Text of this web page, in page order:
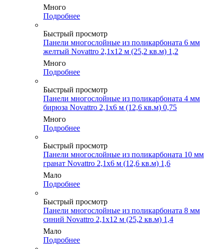
Много
Подробнее
Быстрый просмотр
Панели многослойные из поликарбоната 6 мм
желтый Novattro 2,1х12 м (25,2 кв.м) 1,2
Много
Подробнее
Быстрый просмотр
Панели многослойные из поликарбоната 4 мм
бирюза Novattro 2,1х6 м (12,6 кв.м) 0,75
Много
Подробнее
Быстрый просмотр
Панели многослойные из поликарбоната 10 мм
гранат Novattro 2,1х6 м (12,6 кв.м) 1,6
Мало
Подробнее
Быстрый просмотр
Панели многослойные из поликарбоната 8 мм
синий Novattro 2,1х12 м (25,2 кв.м) 1,4
Мало
Подробнее